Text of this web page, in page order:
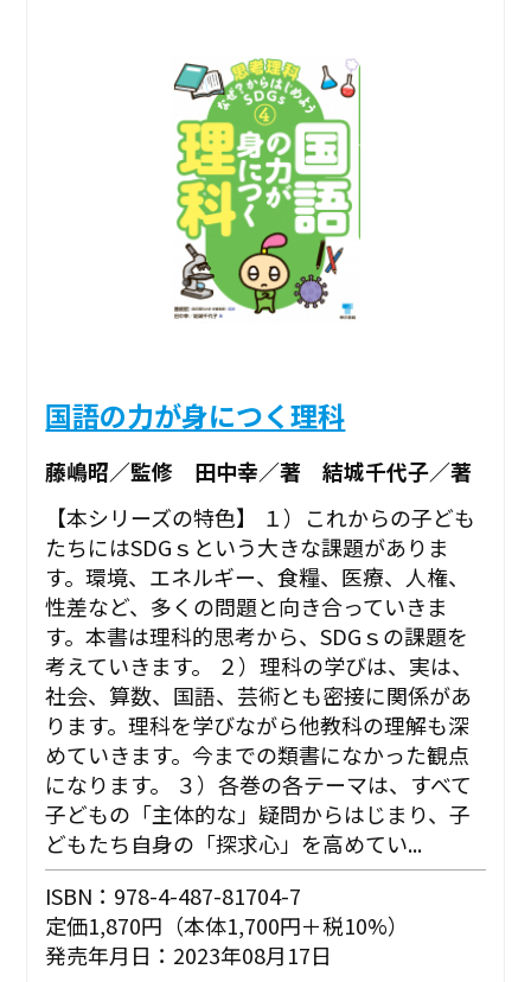
国語の力が身につく理科
藤嶋昭／監修 田中幸／著 結城千代子／著
【本シリーズの特色】 １）これからの子ども
たちにはSDGｓという大きな課題がありま
す。環境、エネルギー、食糧、医療、人権、
性差など、多くの問題と向き合っていきま
す。本書は理科的思考から、SDGｓの課題を
考えていきます。 ２）理科の学びは、実は、
社会、算数、国語、芸術とも密接に関係があ
ります。理科を学びながら他教科の理解も深
めていきます。今までの類書になかった観点
になります。 ３）各巻の各テーマは、すべて
子どもの「主体的な」疑問からはじまり、子
どもたち自身の「探求心」を高めてい...
ISBN：978-4-487-81704-7
定価1,870円（本体1,700円＋税10%）
発売年月日：2023年08月17日